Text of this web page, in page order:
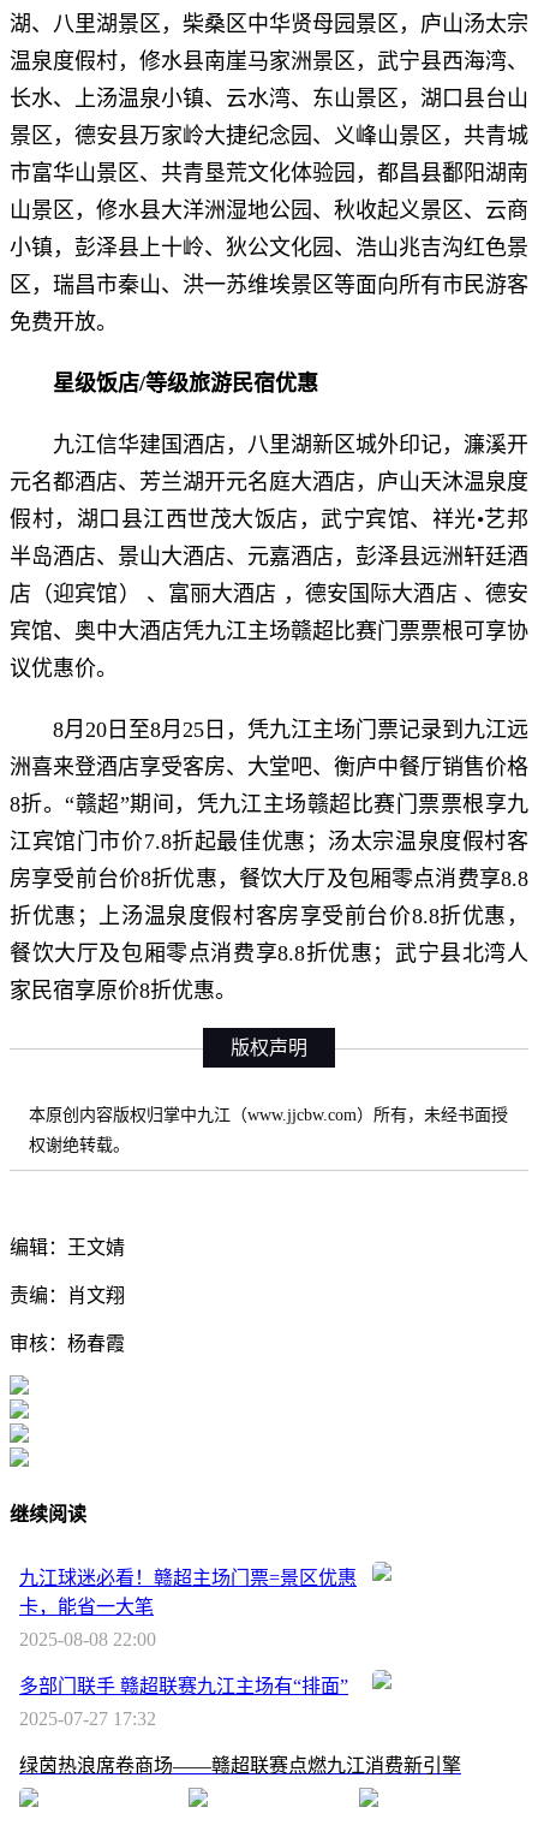
湖、八里湖景区，柴桑区中华贤母园景区，庐山汤太宗
温泉度假村，修水县南崖马家洲景区，武宁县西海湾、
长水、上汤温泉小镇、云水湾、东山景区，湖口县台山
景区，德安县万家岭大捷纪念园、义峰山景区，共青城
市富华山景区、共青垦荒文化体验园，都昌县鄱阳湖南
山景区，修水县大洋洲湿地公园、秋收起义景区、云商
小镇，彭泽县上十岭、狄公文化园、浩山兆吉沟红色景
区，瑞昌市秦山、洪一苏维埃景区等面向所有市民游客
免费开放。
星级饭店/等级旅游民宿优惠
九江信华建国酒店，八里湖新区城外印记，濂溪开
元名都酒店、芳兰湖开元名庭大酒店，庐山天沐温泉度
假村，湖口县江西世茂大饭店，武宁宾馆、祥光•艺邦
半岛酒店、景山大酒店、元嘉酒店，彭泽县远洲轩廷酒
店（迎宾馆） 、富丽大酒店 ，德安国际大酒店 、德安
宾馆、奥中大酒店凭九江主场赣超比赛门票票根可享协
议优惠价。
8月20日至8月25日，凭九江主场门票记录到九江远
洲喜来登酒店享受客房、大堂吧、衡庐中餐厅销售价格
8折。“赣超”期间，凭九江主场赣超比赛门票票根享九
江宾馆门市价7.8折起最佳优惠；汤太宗温泉度假村客
房享受前台价8折优惠，餐饮大厅及包厢零点消费享8.8
折优惠；上汤温泉度假村客房享受前台价8.8折优惠，
餐饮大厅及包厢零点消费享8.8折优惠；武宁县北湾人
家民宿享原价8折优惠。
版权声明
本原创内容版权归掌中九江（www.jjcbw.com）所有，未经书面授
权谢绝转载。
编辑：王文婧
责编：肖文翔
审核：杨春霞
继续阅读
九江球迷必看！赣超主场门票=景区优惠
卡，能省一大笔
2025-08-08 22:00
多部门联手 赣超联赛九江主场有“排面”
2025-07-27 17:32
绿茵热浪席卷商场——赣超联赛点燃九江消费新引擎